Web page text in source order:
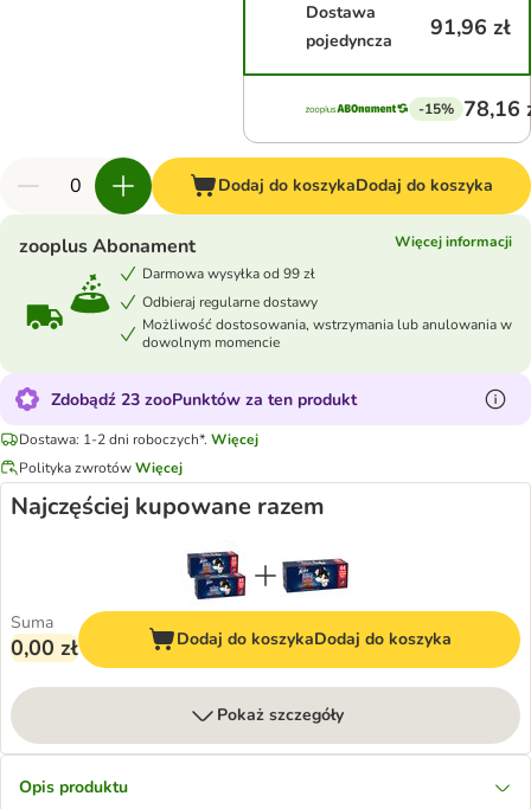
Dostawa
pojedyncza
91,96 zł
-15% 78,16
Dodaj do koszykaDodaj do koszyka
zooplus Abonament
Więcej informacji
Darmowa wysyłka od 99 zł
Odbieraj regularne dostawy
Możliwość dostosowania, wstrzymania lub anulowania w
dowolnym momencie
Zdobądź 23 zooPunktów za ten produkt
Dostawa: 1-2 dni roboczych*. Więcej
Polityka zwrotówWięcej
Najczęściej kupowane razem
Suma
0,00 zł Dodaj do koszykaDodaj do koszyka
Pokaż szczegóły
Opis produktu